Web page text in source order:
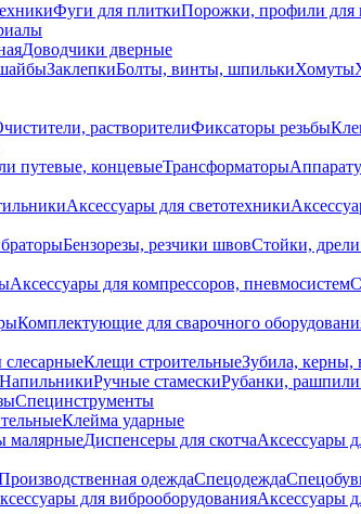
Фуги для плиткиПорожки, профили для
Доводчики дверные
ЗаклепкиБолты, винты, шпилькиХомуты
растворителиФиксаторы резьбы
путевые, концевыеТрансформаторы
Аксессуары для светотехники
Бензорезы, резчики швовСтойки,
Аксессуары для компрессоров, пневмосистем
Комплектующие для сварочного
Клещи строительныеЗубила, керны,
НапильникиРучные стамескиРубанки,
Специнструменты
Клейма ударные
малярныеДиспенсеры для скотчаАксессуары
одеждаСпецодежда
для виброоборудованияАксессуары